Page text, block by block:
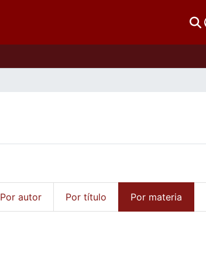
Por autor Por título Por materia